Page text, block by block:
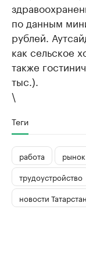
по данным
рублей.
как сельское
также
тыс.).
\
Теги
работа
трудоустройство
новости